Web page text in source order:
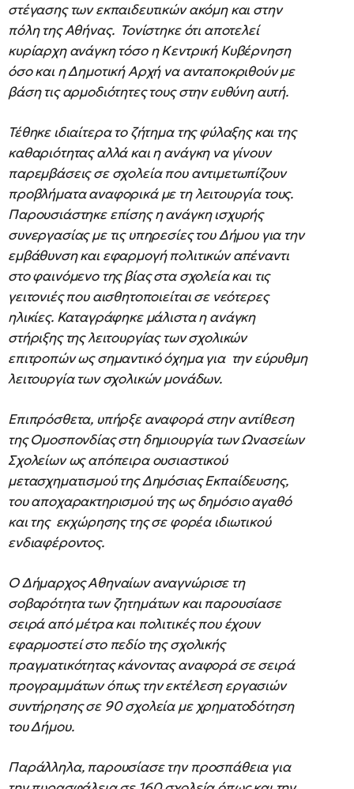
στέγασης των εκπαιδευτικών ακόμη και στην
πόλη της Αθήνας. Τονίστηκε ότι αποτελεί
κυρίαρχη ανάγκη τόσο η Κεντρική Κυβέρνηση
όσο και η Δημοτική Αρχή να ανταποκριθούν με
βάση τις αρμοδιότητες τους στην ευθύνη αυτή.
Τέθηκε ιδιαίτερα το ζήτημα της φύλαξης και της
καθαριότητας αλλά και η ανάγκη να γίνουν
παρεμβάσεις σε σχολεία που αντιμετωπίζουν
προβλήματα αναφορικά με τη λειτουργία τους.
Παρουσιάστηκε επίσης η ανάγκη ισχυρής
συνεργασίας με τις υπηρεσίες του Δήμου για την
εμβάθυνση και εφαρμογή πολιτικών απέναντι
στο φαινόμενο της βίας στα σχολεία και τις
γειτονιές που αισθητοποιείται σε νεότερες
ηλικίες. Καταγράφηκε μάλιστα η ανάγκη
στήριξης της λειτουργίας των σχολικών
επιτροπών ως σημαντικό όχημα για την εύρυθμη
λειτουργία των σχολικών μονάδων.
Επιπρόσθετα, υπήρξε αναφορά στην αντίθεση
της Ομοσπονδίας στη δημιουργία των Ωνασείων
Σχολείων ως απόπειρα ουσιαστικού
μετασχηματισμού της Δημόσιας Εκπαίδευσης,
του αποχαρακτηρισμού της ως δημόσιο αγαθό
και της εκχώρησης της σε φορέα ιδιωτικού
ενδιαφέροντος.
Ο Δήμαρχος Αθηναίων αναγνώρισε τη
σοβαρότητα των ζητημάτων και παρουσίασε
σειρά από μέτρα και πολιτικές που έχουν
εφαρμοστεί στο πεδίο της σχολικής
πραγματικότητας κάνοντας αναφορά σε σειρά
προγραμμάτων όπως την εκτέλεση εργασιών
συντήρησης σε 90 σχολεία με χρηματοδότηση
του Δήμου.
Παράλληλα, παρουσίασε την προσπάθεια για